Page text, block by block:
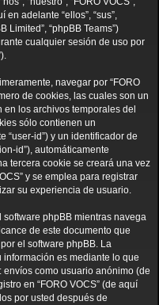
en adelante “ellos”, “sus”,
Limited”, “phpBB Teams”)
cualquier sesión de uso por
navegar por “FORO
de cookies, las cuales son un
los archivos temporales del
sólo contienen un
“user-id”) y un identificador de
id”), automáticamente
tercera cookie se creará una vez
y se emplea para registrar
su experiencia de usuario.
phpBB mientras navega
de este documento que
el software phpBB. La
es mediante lo que
envíos como usuario anónimo (de
en “FORO VOCS” (de aquí
por usted después de